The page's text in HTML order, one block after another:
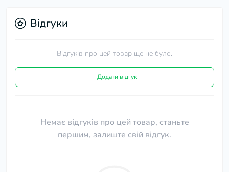
Відгуки
Відгуків про цей товар ще не було.
+ Додати відгук
Немає відгуків про цей товар, станьте
першим, залиште свій відгук.